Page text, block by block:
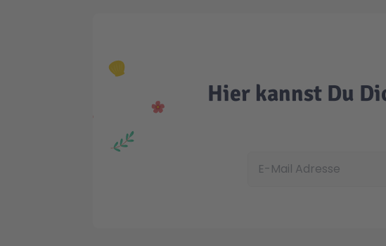
Hier kannst Du